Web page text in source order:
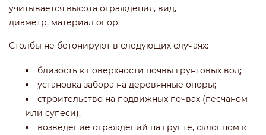
учитывается высота ограждения, вид,
диаметр, материал опор.
Столбы не бетонируют в следующих случаях:
близость к поверхности почвы грунтовых вод;
установка забора на деревянные опоры;
строительство на подвижных почвах (песчаном
или супеси);
возведение ограждений на грунте, склонном к